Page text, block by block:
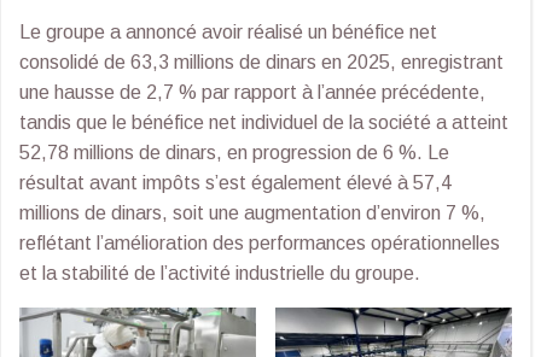
Le groupe a annoncé avoir réalisé un bénéfice net
consolidé de 63,3 millions de dinars en 2025, enregistrant
une hausse de 2,7 % par rapport à l’année précédente,
tandis que le bénéfice net individuel de la société a atteint
52,78 millions de dinars, en progression de 6 %. Le
résultat avant impôts s’est également élevé à 57,4
millions de dinars, soit une augmentation d’environ 7 %,
reflétant l’amélioration des performances opérationnelles
et la stabilité de l’activité industrielle du groupe.